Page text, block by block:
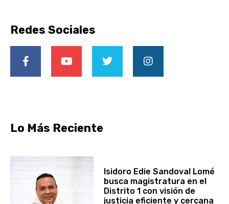
Redes Sociales
Lo Más Reciente
Isidoro Edie Sandoval Lomé
busca magistratura en el
Distrito 1 con visión de
justicia eficiente y cercana